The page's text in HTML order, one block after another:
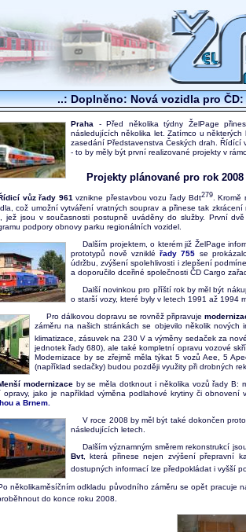
..: Doplněno: Nová vozidla pro
Praha - Před několika týdny ŽelPage
následujících několika let. Zatímco u
zasedání Představenstva Českých drah. Řídící
- to by měly být první realizované projekty v
Projekty plánované pro rok 2008
Řídicí vůz řady 961vznikne přestavbou vozu řady Bdt279. Kromě
což umožní vytváření vratných souprav a přinese tak
jež jsou v současnosti postupně uváděny do služby. První
podpory obnovy parku regionálních vozidel.
Dalším projektem, o kterém již ŽelPage
prototypů nově vznikléřady 755 se
údržbu, zvýšení spolehlivosti i zlepšení
a doporučilo dceřiné společnosti ČD Cargo
Další novinkou pro příští rok by měl být
o starší vozy, které byly v letech 1991 až 1994
Pro dálkovou dopravu se rovněž připravuje
záměru na našich stránkách se objevilo několik
klimatizace, zásuvek na 230 V a výměny sedaček za
jednotek řady 680), ale také kompletní opravu vozové
Modernizace by se zřejmě měla týkat 5 vozů Aee, 5
(například sedačky) budou později využity při drobných
modernizaceby se měla dotknout i několika vozů řady B:
opravy, jako je například výměna podlahové krytiny či
a Brnem.
V roce 2008 by měl být také dokončen
následujících letech.
Dalším významným směrem rekonstrukcí
Bvt, která přinese nejen zvýšení přepravní
dostupných informací lze předpokládat i vyšší
několikaměsíčním odkladu původního záměru se opět pracuje
do konce roku 2008.